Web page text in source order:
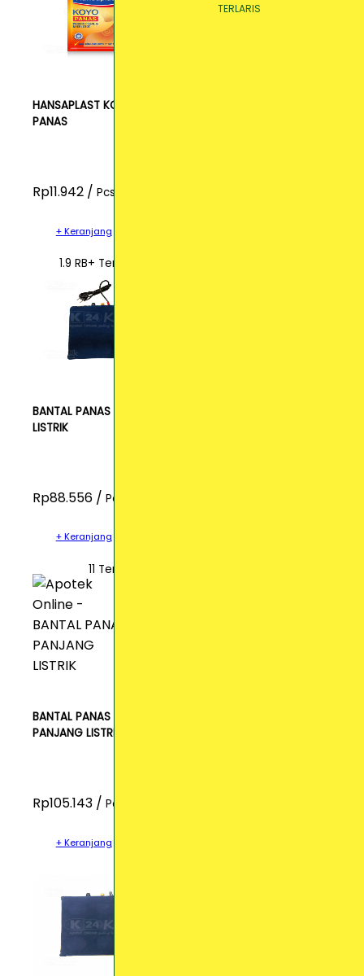
TERLARIS
TERLARIS
TERLARIS
HANSAPLAST KOYO
PANAS
Rp11.942 / Pcs
+ Keranjang
1.9 RB+ Terjual
BANTAL PANAS
LISTRIK
Rp88.556 / Pcs
+ Keranjang
11 Terjual
BANTAL PANAS
PANJANG LISTRIK
Rp105.143 / Pcs
+ Keranjang